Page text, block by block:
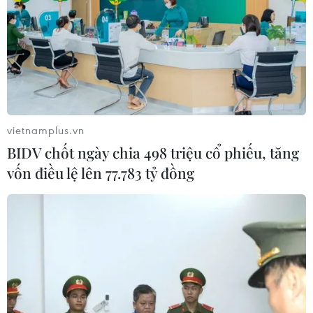
dự án trạm trung chuyển rác công
nghệ khép kín
06/08/2026 03:01
Sơn La hỗ trợ người dân di dời khỏi
nơi nguy hiểm do mưa lũ
06/08/2026 02:50
Thời tiết ngày 6/8: Bão số 3 đã di
Chủ động ứng phó với biến đổi khí
vietnamplus.vn
BIDV chốt ngày chia 498 triệu cổ phiếu, tăng
vốn điều lệ lên 77.783 tỷ đồng